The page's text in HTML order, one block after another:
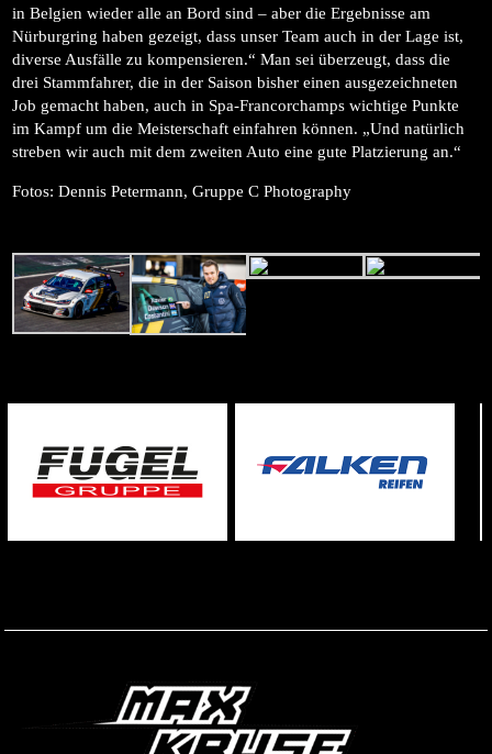
in Belgien wieder alle an Bord sind – aber die Ergebnisse am
Nürburgring haben gezeigt, dass unser Team auch in der Lage ist,
diverse Ausfälle zu kompensieren.“ Man sei überzeugt, dass die
drei Stammfahrer, die in der Saison bisher einen ausgezeichneten
Job gemacht haben, auch in Spa-Francorchamps wichtige Punkte
im Kampf um die Meisterschaft einfahren können. „Und natürlich
streben wir auch mit dem zweiten Auto eine gute Platzierung an.“
Fotos: Dennis Petermann, Gruppe C Photography